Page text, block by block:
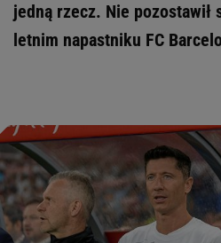
jedną rzecz. Nie pozostawił
letnim napastniku FC